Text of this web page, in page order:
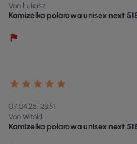
Von Łukasz
Kamizelka polarowa unisex next
07.04.25, 23:51
Von Witold
Kamizelka polarowa unisex next